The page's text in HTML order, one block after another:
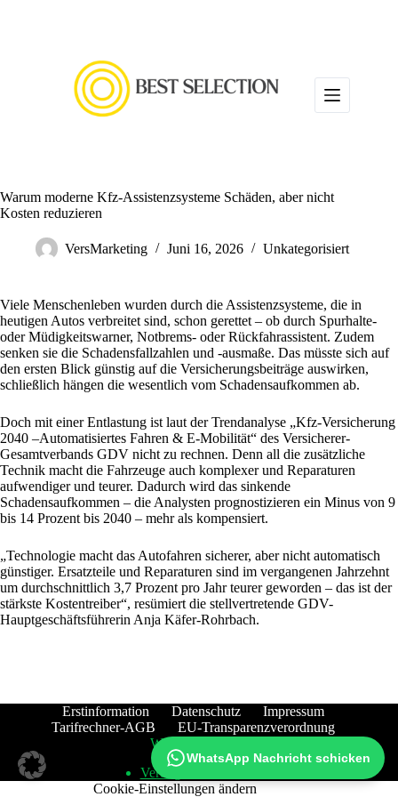
Warum moderne Kfz-Assistenzsysteme Schäden, aber nicht
Kosten reduzieren
VersMarketing Juni 16, 2026 Unkategorisiert
Viele Menschenleben wurden durch die Assistenzsysteme, die in
heutigen Autos verbreitet sind, schon gerettet – ob durch Spurhalte-
oder Müdigkeitswarner, Notbrems- oder Rückfahrassistent. Zudem
senken sie die Schadensfallzahlen und -ausmaße. Das müsste sich auf
den ersten Blick günstig auf die Versicherungsbeiträge auswirken,
schließlich hängen die wesentlich vom Schadensaufkommen ab.
Doch mit einer Entlastung ist laut der Trendanalyse „Kfz-Versicherung
2040 –Automatisiertes Fahren & E-Mobilität“ des Versicherer-
Gesamtverbands GDV nicht zu rechnen. Denn all die zusätzliche
Technik macht die Fahrzeuge auch komplexer und Reparaturen
aufwendiger und teurer. Dadurch wird das sinkende
Schadensaufkommen – die Analysten prognostizieren ein Minus von 9
bis 14 Prozent bis 2040 – mehr als kompensiert.
„Technologie macht das Autofahren sicherer, aber nicht automatisch
günstiger. Ersatzteile und Reparaturen sind im vergangenen Jahrzehnt
um durchschnittlich 3,7 Prozent pro Jahr teurer geworden – das ist der
stärkste Kostentreiber“, resümiert die stellvertretende GDV-
Hauptgeschäftsführerin Anja Käfer-Rohrbach.
Erstinformation Datenschutz
Impressum
Tarifrechner-AGB
EU-Transparenzverordnung
Widerruf
Vertrag widerrufen
Cookie-Einstellungen ändern
WhatsApp Nachricht schicken